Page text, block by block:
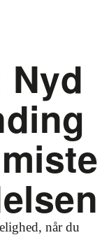
når du